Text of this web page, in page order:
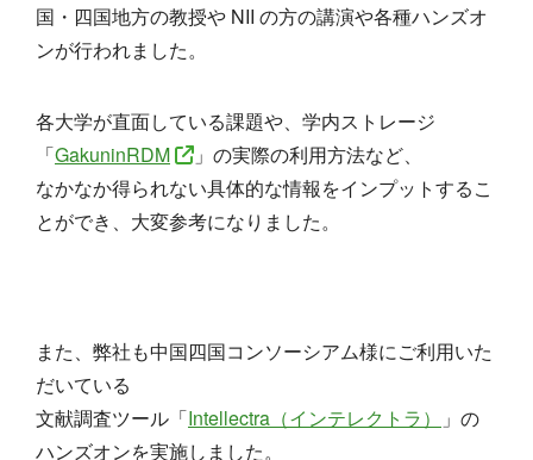
国・四国地方の教授や NII の方の講演や各種ハンズオ
ンが行われました。
各大学が直面している課題や、学内ストレージ
「GakuninRDM
」の実際の利用方法など、
なかなか得られない具体的な情報をインプットするこ
とができ、大変参考になりました。
また、弊社も中国四国コンソーシアム様にご利用いた
だいている
文献調査ツール「Intellectra（インテレクトラ）
」の
ハンズオンを実施しました。